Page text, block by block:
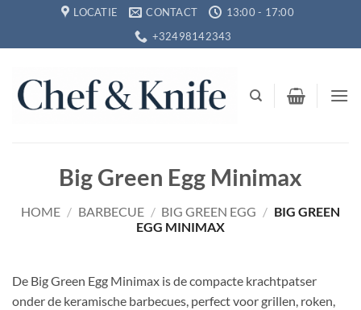
inhoud
LOCATIE CONTACT
13:00 - 17:00
+32498142343
Big Green Egg Minimax
HOME / BARBECUE / BIG GREEN EGG / BIG GREEN
EGG MINIMAX
De Big Green Egg Minimax is de compacte krachtpatser
onder de keramische barbecues, perfect voor grillen, roken,